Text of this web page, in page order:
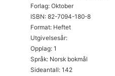
Forlag: Oktober
ISBN: 82-7094-180-8
Format: Heftet
Utgivelsesår:
Opplag: 1
Språk: Norsk bokmål
Sideantall: 142